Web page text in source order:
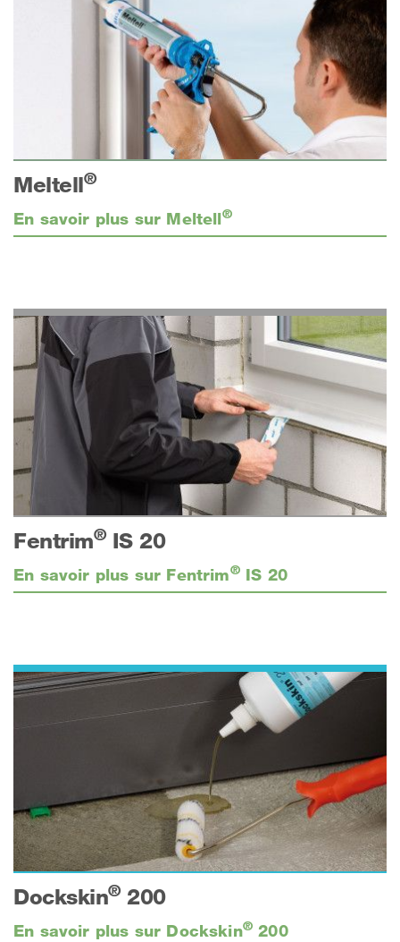
Meltell®
En savoir plus sur Meltell®
Fentrim®IS 20
En savoir plus sur Fentrim®IS 20
Dockskin®200
En savoir plus sur Dockskin® 200